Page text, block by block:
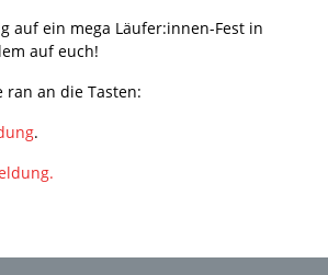
auf ein mega Läufer:innen-Fest in
auf euch!
ran an die Tasten:
.